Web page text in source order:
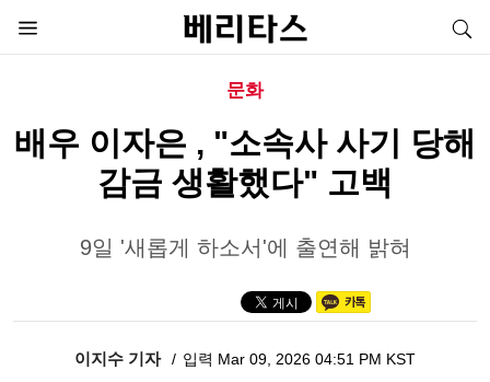
문화
배우 이자은 , "소속사 사기 당해
감금 생활했다" 고백
9일 '새롭게 하소서'에 출연해 밝혀
이지수 기자 입력 Mar 09, 2026 04:51 PM KST